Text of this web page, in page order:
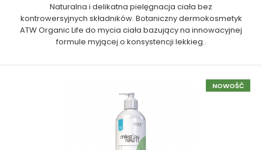
Naturalna i delikatna pielęgnacja ciała bez
kontrowersyjnych składników. Botaniczny dermokosmetyk
ATW Organic Life do mycia ciała bazujący na innowacyjnej
formule myjącej o konsystencji lekkieg..
NOWOŚĆ